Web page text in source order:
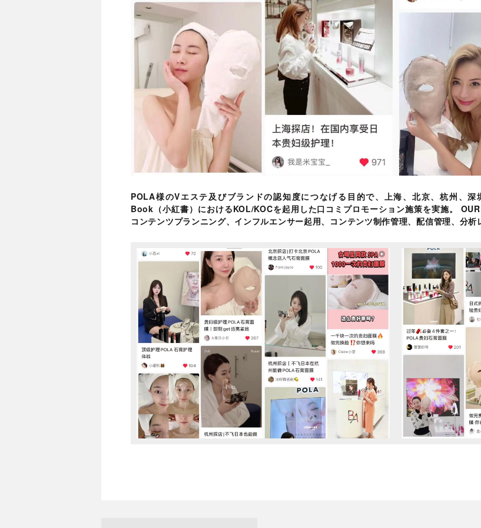
POLA様のVエステ及びブランドの認知度につなげる目的で、上海、北京、杭州、
Book（小紅書）におけるKOL/KOCを起用した口コミプロモーション施策を実施。
コンテンツプランニング、インフルエンサー起用、コンテンツ制作管理、配信管理、分析